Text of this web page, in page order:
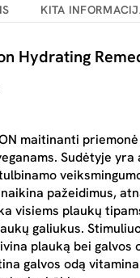
KITA
Hydrating
maitinanti
Sudėtyje
pažeidimus,
visiems plaukų
galiukus.
plauką bei galvos
galvos odą